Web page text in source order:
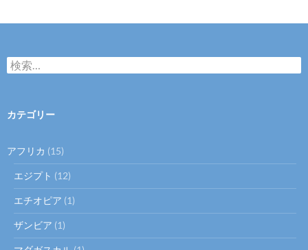
ビ
ー
ョ
ン
検
索:
カテゴリー
アフリカ (15)
エジプト (12)
エチオピア (1)
ザンビア (1)